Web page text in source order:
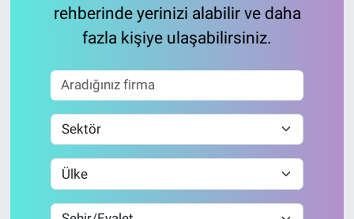
rehberinde yerinizi alabilir ve daha
fazla kişiye ulaşabilirsiniz.
TEKNOLOJİ
SPOR
ASAYİŞ
Son Dakika Haberleri